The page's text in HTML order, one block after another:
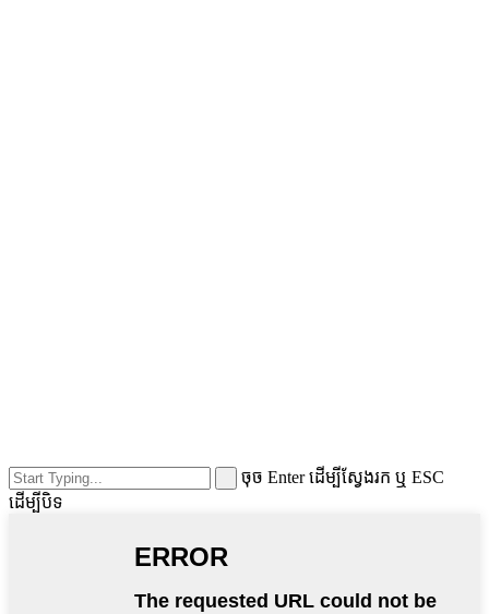
ចុច Enter ដើម្បីស្វែងរក ឬ ESC
ដើម្បីបិទ